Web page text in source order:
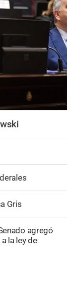
Gris
agregó
la ley de